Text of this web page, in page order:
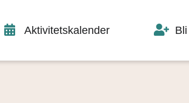
Aktivitetskalender